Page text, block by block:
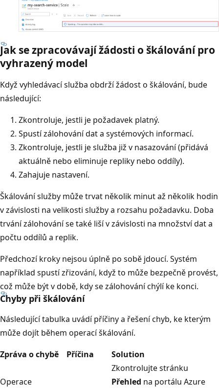
Jak se zpracovávají žádosti o škálování pro
vyhrazený model
Když vyhledávací služba obdrží žádost o škálování, bude
následující:
Zkontroluje, jestli je požadavek platný.
Spustí zálohování dat a systémových informací.
Zkontroluje, jestli je služba již v nasazování (přidává
aktuálně nebo eliminuje repliky nebo oddíly).
Zahajuje nastavení.
Škálování služby může trvat několik minut až několik hodin
v závislosti na velikosti služby a rozsahu požadavku. Doba
trvání zálohování se také liší v závislosti na množství dat a
počtu oddílů a replik.
Předchozí kroky nejsou úplně po sobě jdoucí. Systém
například spustí zřizování, když to může bezpečně provést,
což může být v době, kdy se zálohování chýlí ke konci.
Chyby při škálování
Následující tabulka uvádí příčiny a řešení chyb, ke kterým
může dojít během operací škálování.
Zpráva o chybě
Příčina Solution
Operace
Zkontrolujte stránku
Přehled na portálu Azure